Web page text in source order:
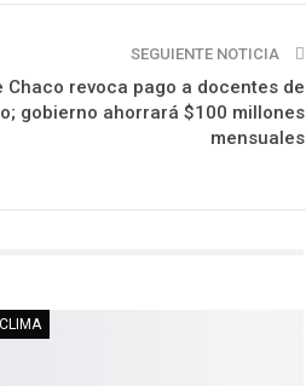
SEGUIENTE NOTICIA
Chaco revoca pago a docentes de
gobierno ahorrará $100 millones
mensuales
CLIMA